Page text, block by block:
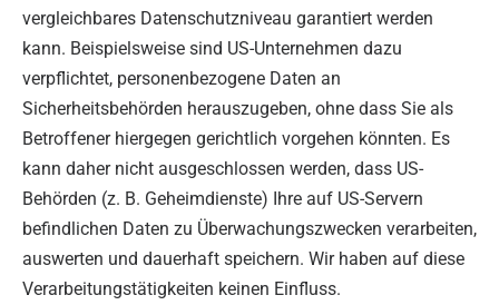
vergleichbares Datenschutzniveau garantiert werden
kann. Beispielsweise sind US-Unternehmen dazu
verpflichtet, personenbezogene Daten an
Sicherheitsbehörden herauszugeben, ohne dass Sie als
Betroffener hiergegen gerichtlich vorgehen könnten. Es
kann daher nicht ausgeschlossen werden, dass US-
Behörden (z. B. Geheimdienste) Ihre auf US-Servern
befindlichen Daten zu Überwachungszwecken verarbeiten,
auswerten und dauerhaft speichern. Wir haben auf diese
Verarbeitungstätigkeiten keinen Einfluss.